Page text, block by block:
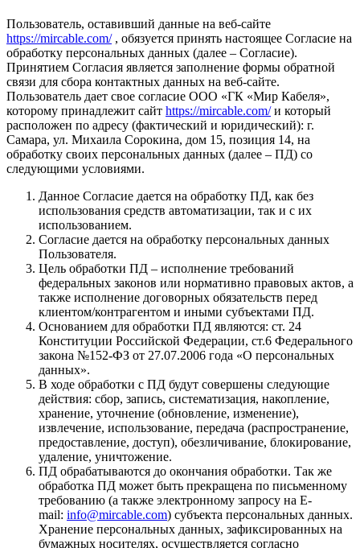
Пользователь, оставивший данные на веб-сайте
https://mircable.com/, обязуется принять настоящее Согласие на
обработку персональных данных (далее – Согласие).
Принятием Согласия является заполнение формы обратной
связи для сбора контактных данных на веб-сайте.
Пользователь дает свое согласие ООО «ГК «Мир Кабеля»,
которому принадлежит сайт https://mircable.com/и который
расположен по адресу (фактический и юридический): г.
Самара, ул. Михаила Сорокина, дом 15, позиция 14, на
обработку своих персональных данных (далее – ПД) со
следующими условиями.
Данное Согласие дается на обработку ПД, как без
использования средств автоматизации, так и с их
использованием.
Согласие дается на обработку персональных данных
Пользователя.
Цель обработки ПД – исполнение требований
федеральных законов или нормативно правовых актов, а
также исполнение договорных обязательств перед
клиентом/контрагентом и иными субъектами ПД.
Основанием для обработки ПД являются: ст. 24
Конституции Российской Федерации, ст.6 Федерального
закона №152-ФЗ от 27.07.2006 года «О персональных
данных».
В ходе обработки с ПД будут совершены следующие
действия: сбор, запись, систематизация, накопление,
хранение, уточнение (обновление, изменение),
извлечение, использование, передача (распространение,
предоставление, доступ), обезличивание, блокирование,
удаление, уничтожение.
ПД обрабатываются до окончания обработки. Так же
обработка ПД может быть прекращена по письменному
требованию (а также электронному запросу на E-
mail: info@mircable.com) субъекта персональных данных.
Хранение персональных данных, зафиксированных на
бумажных носителях, осуществляется согласно